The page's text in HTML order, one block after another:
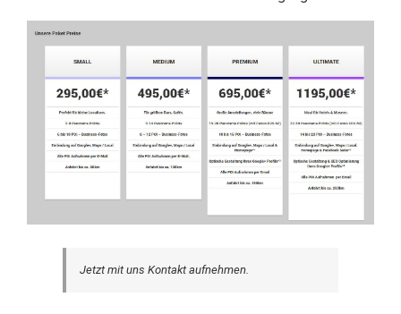
Jetzt mit uns Kontakt aufnehmen.